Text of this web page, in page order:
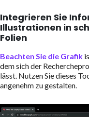
Integrieren Sie
Illustrationen in
Folien
Beachten Sie die Grafik
dem sich der
lässt. Nutzen Sie dieses
angenehm zu gestalten.